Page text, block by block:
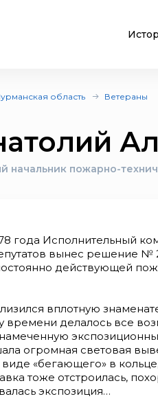
область Ветераны
начальник пожарно-
года Исполнительный
вынес решение №
действующей
вплотную
времени делалось все
огромная световая
«бегающего» в
тоже отстроилась,
экспозиция…